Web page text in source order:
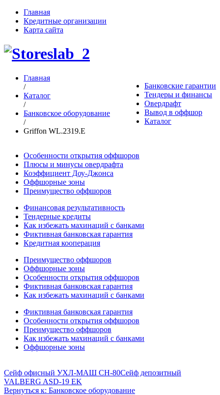
Главная
Кредитные организации
Карта сайта
Банковские гарантии
Тендеры и финансы
Овердрафт
Вывод в оффшор
Каталог
Главная
/
Каталог
/
Банковское оборудование
/
Griffon WL.2319.E
Особенности открытия оффшоров
Плюсы и минусы овердрафта
Коэффициент Доу-Джонса
Оффшорные зоны
Преимущество оффшоров
Финансовая результативность
Тендерные кредиты
Как избежать махинаций с банками
Фиктивная банковская гарантия
Кредитная кооперация
Преимущество оффшоров
Оффшорные зоны
Особенности открытия оффшоров
Фиктивная банковская гарантия
Как избежать махинаций с банками
Фиктивная банковская гарантия
Особенности открытия оффшоров
Преимущество оффшоров
Как избежать махинаций с банками
Оффшорные зоны
Сейф офисный УХЛ-МАШ СН-80Сейф депозитный
VALBERG ASD-19 EK
Вернуться к: Банковское оборудование